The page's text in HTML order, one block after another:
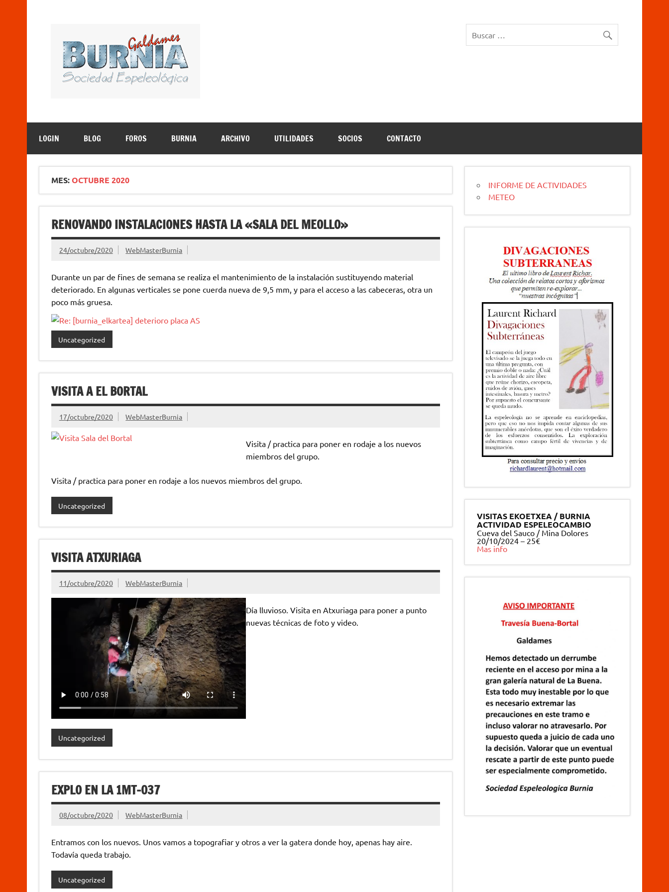
LOGIN BLOG FOROS BURNIA ARCHIVO UTILIDADES SOCIOS CONTACTO
MES:OCTUBRE 2020
RENOVANDO INSTALACIONES HASTA LA «SALA DEL MEOLLO»
24/octubre/2020 WebMasterBurnia
Durante un par de fines de semana se realiza el mantenimiento de la instalación sustituyendo material
deteriorado. En algunas verticales se pone cuerda nueva de 9,5 mm, y para el acceso a las cabeceras, otra un
poco más gruesa.
Uncategorized
VISITA A EL BORTAL
17/octubre/2020 WebMasterBurnia
Visita / practica para poner en rodaje a los nuevos
miembros del grupo.
Visita / practica para poner en rodaje a los nuevos miembros del grupo.
Uncategorized
VISITA ATXURIAGA
11/octubre/2020 WebMasterBurnia
Día lluvioso. Visita en Atxuriaga para poner a punto
nuevas técnicas de foto y video.
Uncategorized
EXPLO EN LA 1MT-037
08/octubre/2020 WebMasterBurnia
Entramos con los nuevos. Unos vamos a topografiar y otros a ver la gatera donde hoy, apenas hay aire.
Todavía queda trabajo.
Uncategorized
INFORME DE ACTIVIDADES
METEO
VISITAS EKOETXEA / BURNIA
ACTIVIDAD ESPELEOCAMBIO
Cueva del Sauco / Mina Dolores
20/10/2024 – 25€
Mas info